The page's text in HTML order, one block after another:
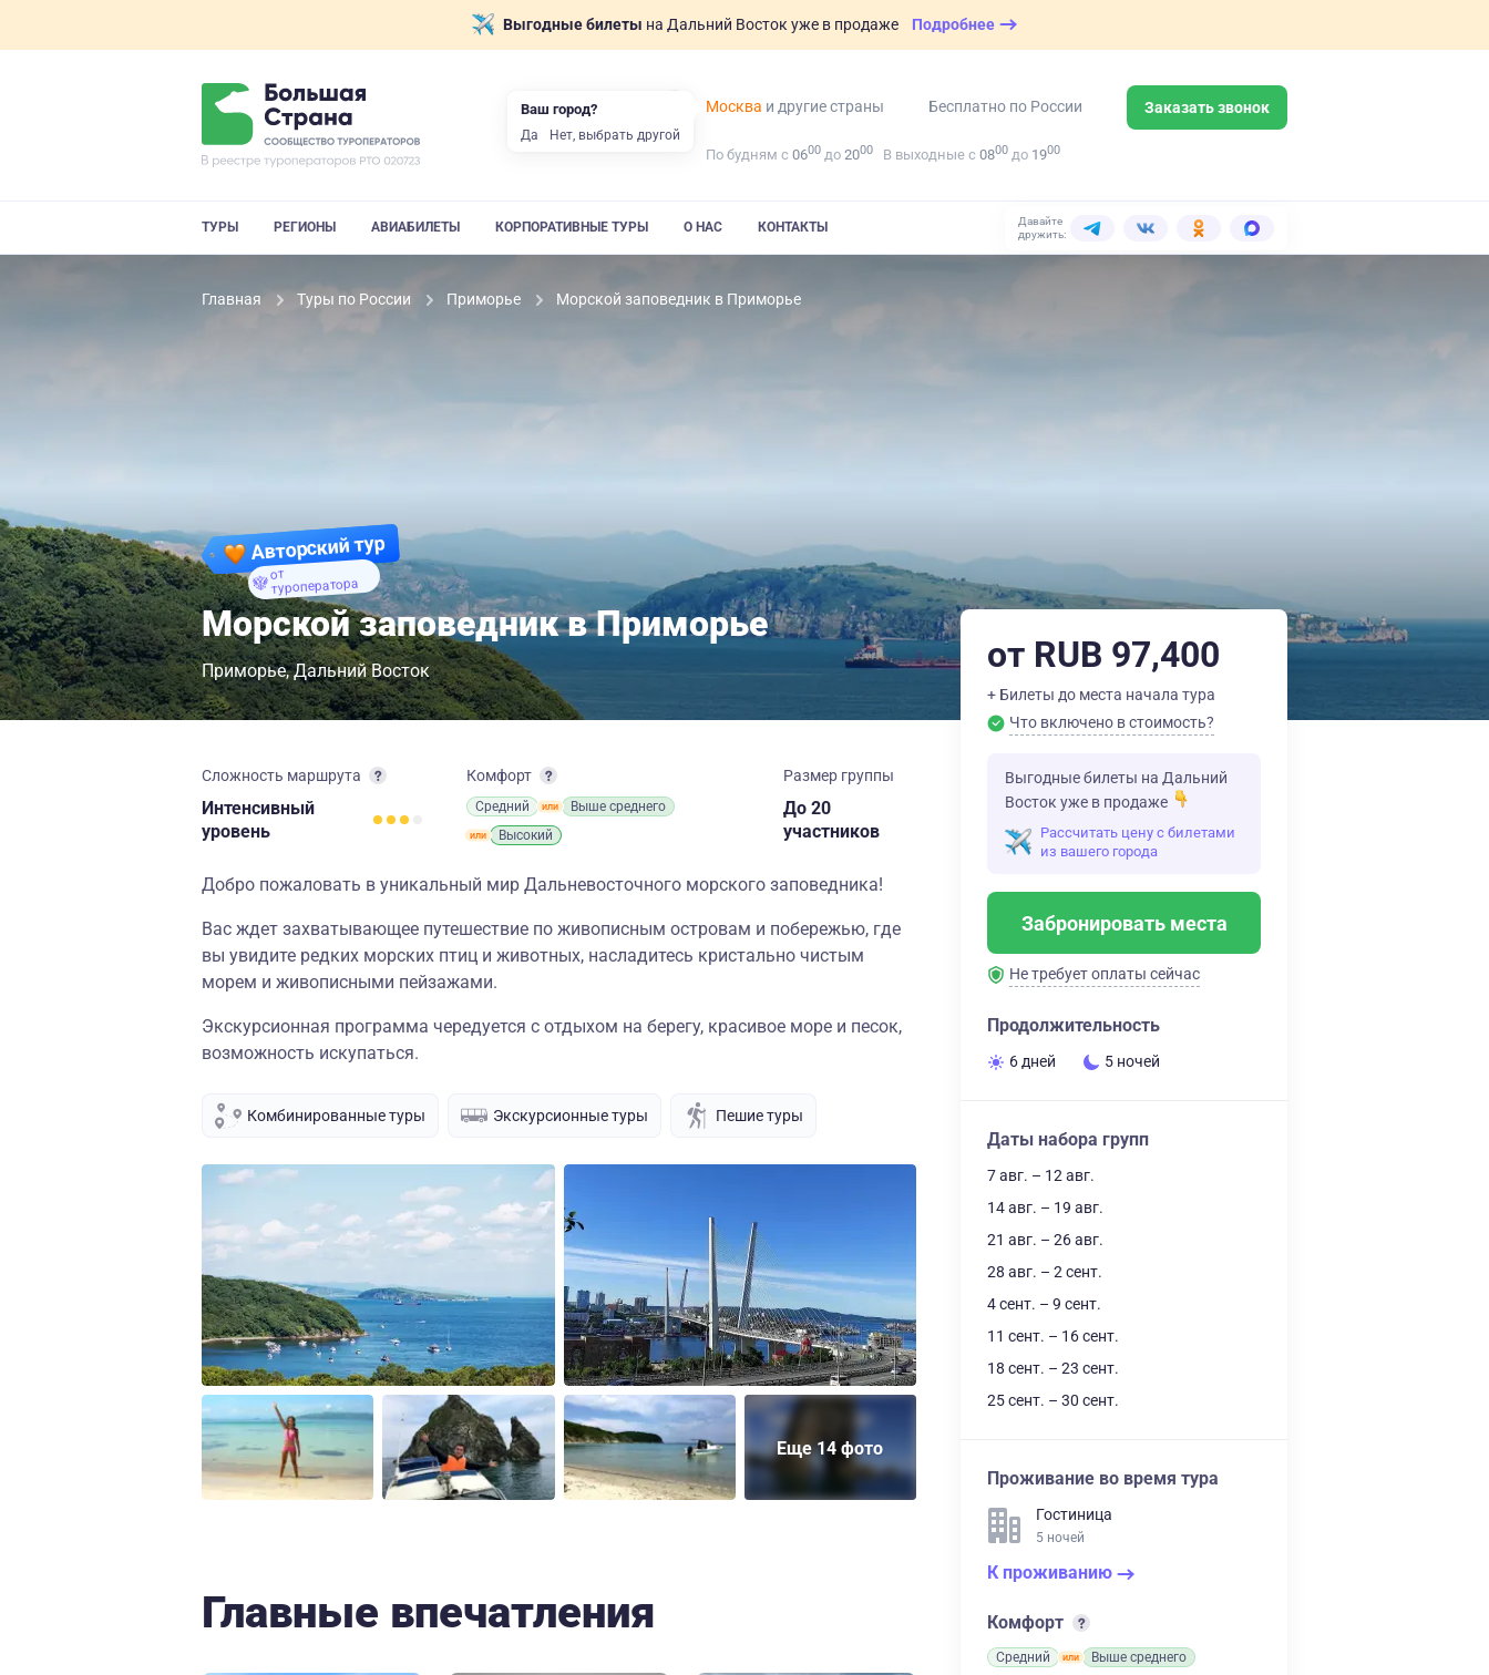
Выгодные билеты на Дальний Восток уже в продаже Подробнее
Москва и другие страны Бесплатно по России Заказать звонок
По будням с 0600 до 2000 В выходные с 0800 до 1900
ТУРЫ РЕГИОНЫ АВИАБИЛЕТЫ КОРПОРАТИВНЫЕ ТУРЫ О НАС КОНТАКТЫ
Давайте
дружить:
Главная Туры по России Приморье Морской заповедник в Приморье
Авторский тур
от
туроператора
Морской заповедник в Приморье
Приморье Дальний Восток
Сложность маршрута
Интенсивный
уровень
Комфорт
Средний
Выше среднего
Высокий
Размер группы
до 20
участников
Добро пожаловать в уникальный мир Дальневосточного морского заповедника!
Вас ждет захватывающее путешествие по живописным островам и побережью, где
вы увидите редких морских птиц и животных, насладитесь кристально чистым
морем и живописными пейзажами.
Экскурсионная программа чередуется с отдыхом на берегу, красивое море и песок,
возможность искупаться.
Комбинированные туры Экскурсионные туры Пешие туры
Еще 14 фото
Главные впечатления
от RUB 97,400
+ Билеты до места начала тура
Что включено в стоимость?
Выгодные билеты на Дальний
Восток уже в продаже
Рассчитать цену с билетами
из вашего города
Забронировать места
Не требует оплаты сейчас
Продолжительность
6 дней 5 ночей
Даты набора групп
7 авг. – 12 авг.
14 авг. – 19 авг.
21 авг. – 26 авг.
28 авг. – 2 сент.
4 сент. – 9 сент.
11 сент. – 16 сент.
18 сент. – 23 сент.
25 сент. – 30 сент.
Проживание во время тура
Гостиница
5 ночей
К проживанию
Комфорт
Средний
Выше среднего
Ваш город?
Да Нет, выбрать другой